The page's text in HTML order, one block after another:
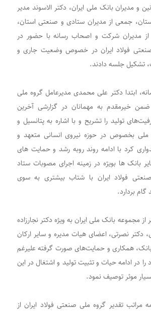
و مدیران بانک ملی ایران، دکتر الاسوند مدیر
جمعی از مدیران ستادی و صنعتی استان،
مدیران شرکت و اصحاب رسانه با حضور در
فولاد ایران در خصوص وضعیت جاری و
تشکیل جلسه دادند.
ابتدا دکتر علی محمدی مدیرعامل گروه ملی
ضمن خیرمقدم به مهمانان در گزارشی آخرین
تولید را تشریح و با اشاره به پتانسیل و
ملی بخصوص در حوزه نیروی انسانی متعهد و
کرد با ادامه روند روبه رشد و حمایت های
بانک ها بویژه در زمینه اجرای مصوبات ستاد
فولاد ایران با شتاب بیشتری به سوی
بردارد.
از مجموعه بانک ملی ایران به ویژه دکتر نجارزاده
دکتر نصرتی، اعضای هیات مدیره و سایر ارکان
همکاری و حمایت‌های صورت گرفته علیرغم
در ادامه حیات و تثبیت تولید و اشتغال در این
موثر توصیف نمود.
مراتب تقدیر گروه ملی صنعتی فولاد ایران از